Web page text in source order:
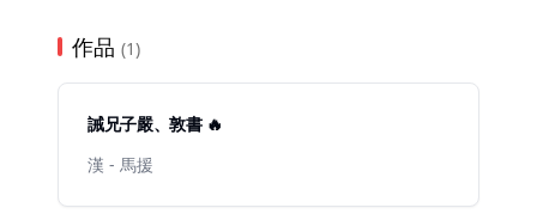
作品 (1)
誡兄子嚴、敦書 🔥
漢 - 馬援